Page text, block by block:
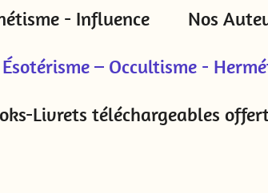
- Influence
Nos
Ésotérisme – Occultisme -
Livrets téléchargeables